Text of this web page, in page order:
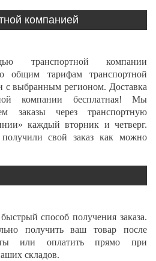
компанией
транспортной компании
общим тарифам транспортной
с выбранным регионом. Доставка
компании бесплатная! Мы
заказы через транспортную
каждый вторник и четверг.
свой заказ как можно
способ получения заказа.
получить ваш товар после
или оплатить прямо при
складов.